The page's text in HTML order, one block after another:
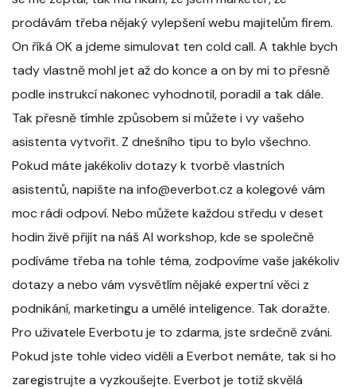
prodávám třeba nějaký vylepšení webu majitelům firem.
On říká OK a jdeme simulovat ten cold call. A takhle bych
tady vlastně mohl jet až do konce a on by mi to přesně
podle instrukcí nakonec vyhodnotil, poradil a tak dále.
Tak přesně tímhle způsobem si můžete i vy vašeho
asistenta vytvořit. Z dnešního tipu to bylo všechno.
Pokud máte jakékoliv dotazy k tvorbě vlastních
asistentů, napište na info@everbot.cz a kolegové vám
moc rádi odpoví. Nebo můžete každou středu v deset
hodin živě přijít na náš AI workshop, kde se společně
podíváme třeba na tohle téma, zodpovíme vaše jakékoliv
dotazy a nebo vám vysvětlím nějaké expertní věci z
podnikání, marketingu a umělé inteligence. Tak doražte.
Pro uživatele Everbotu je to zdarma, jste srdečně zváni.
Pokud jste tohle video viděli a Everbot nemáte, tak si ho
zaregistrujte a vyzkoušejte. Everbot je totiž skvělá